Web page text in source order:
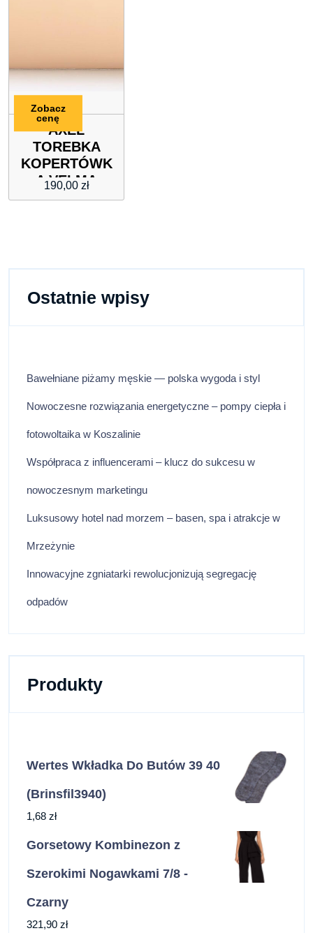
AXEL
TOREBKA
KOPERTÓWK
A VELMA
(Wymiary:
190,00 zł
Zobacz
cenę
Ostatnie wpisy
Bawełniane piżamy męskie — polska wygoda i styl
Nowoczesne rozwiązania energetyczne – pompy ciepła i
fotowoltaika w Koszalinie
Współpraca z influencerami – klucz do sukcesu w
nowoczesnym marketingu
Luksusowy hotel nad morzem – basen, spa i atrakcje w
Mrzeżynie
Innowacyjne zgniatarki rewolucjonizują segregację
odpadów
Produkty
Wertes Wkładka Do Butów 39 40
(Brinsfil3940)
1,68 zł
Gorsetowy Kombinezon z
Szerokimi Nogawkami 7/8 -
Czarny
321,90 zł